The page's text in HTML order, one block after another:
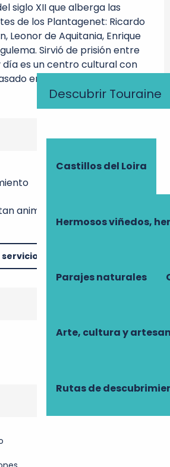
Descubrir Touraine
Castillos del Loira
Hermosos viñedos,
Parajes naturales
Arte, cultura y
Rutas de
siglo XII que alberga las
de los Plantagenet: Ricardo
Leonor de Aquitania, Enrique
Sirvió de prisión entre
día es un centro cultural con
en la historia, las ideas y
animales